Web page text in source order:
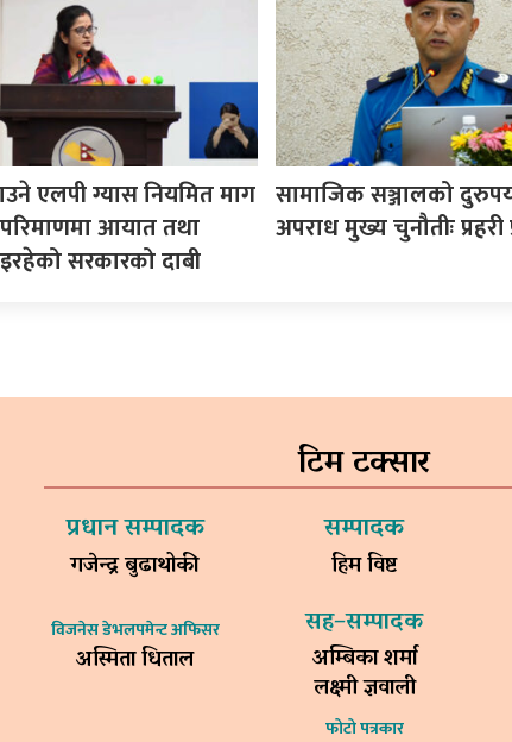
एलपी ग्यास नियमित माग
आयात तथा
सरकारको दाबी
सामाजिक सञ्जालको
अपराध मुख्य चुनौतीः प्रहरी
टिम टक्सार
प्रधान सम्पादक
गजेन्द्र बुढाथोकी
सम्पादक
हिम विष्ट
विजनेस डेभलपमेन्ट अफिसर
अस्मिता धिताल
सह–सम्पादक
अम्बिका शर्मा
लक्ष्मी ज्ञवाली
फोटो पत्रकार